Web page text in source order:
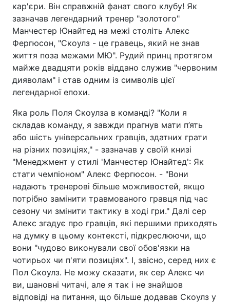
кар'єри. Він справжній фанат свого клубу! Як
зазначав легендарний тренер "золотого"
Манчестер Юнайтед на межі століть Алекс
Фергюсон, "Скоулз - це гравець, який не знав
життя поза межами МЮ". Рудий принц протягом
майже двадцяти років віддано служив "червоним
дияволам" і став одним із символів цієї
легендарної епохи.
Яка роль Поля Скоулза в команді? "Коли я
складав команду, я завжди прагнув мати п’ять
або шість універсальних гравців, здатних грати
на різних позиціях," - зазначав у своїй книзі
"Менеджмент у стилі 'Манчестер Юнайтед': Як
стати чемпіоном" Алекс Фергюсон. - "Вони
надають тренерові більше можливостей, якщо
потрібно замінити травмованого гравця під час
сезону чи змінити тактику в ході гри." Далі сер
Алекс згадує про гравців, які першими приходять
на думку в цьому контексті, підкреслюючи, що
вони "чудово виконували свої обов'язки на
чотирьох чи п'яти позиціях". І, звісно, серед них є
Пол Скоулз. Не можу сказати, як сер Алекс чи
ви, шановні читачі, але я так і не знайшов
відповіді на питання, що більше додавав Скоулз у